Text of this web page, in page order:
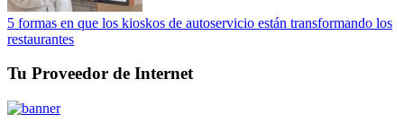
5 formas en que los kioskos de autoservicio están transformando los
restaurantes
Tu Proveedor de Internet